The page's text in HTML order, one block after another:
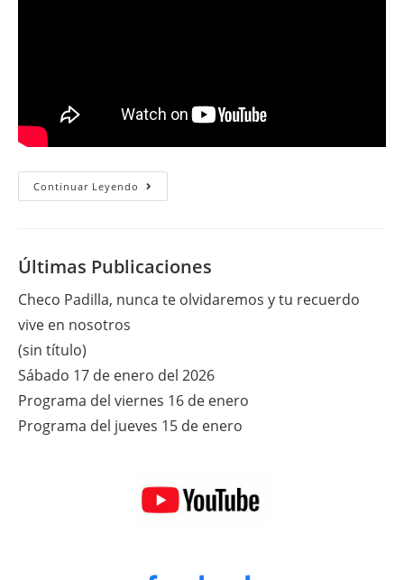
Continuar Leyendo Viernes
26
Últimas Publicaciones
Checo Padilla, nunca te olvidaremos y tu recuerdo
vive en nosotros
(sin título)
Sábado 17 de enero del 2026
Programa del viernes 16 de enero
Programa del jueves 15 de enero